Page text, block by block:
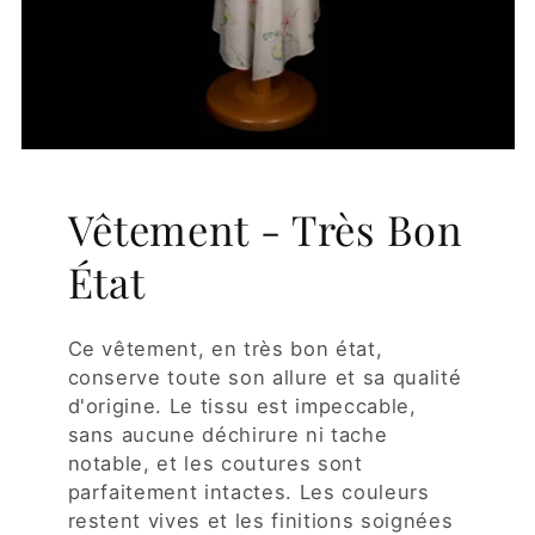
Vêtement - Très Bon
État
Ce vêtement, en très bon état,
conserve toute son allure et sa qualité
d'origine. Le tissu est impeccable,
sans aucune déchirure ni tache
notable, et les coutures sont
parfaitement intactes. Les couleurs
restent vives et les finitions soignées